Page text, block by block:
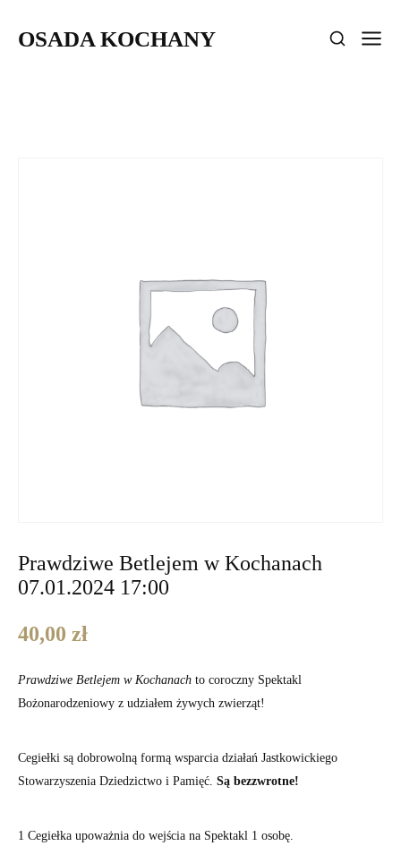
OSADA KOCHANY
Prawdziwe Betlejem w Kochanach
07.01.2024 17:00
40,00 zł
Prawdziwe Betlejem w Kochanach to coroczny Spektakl
Bożonarodzeniowy z udziałem żywych zwierząt!
Cegiełki są dobrowolną formą wsparcia działań Jastkowickiego
Stowarzyszenia Dziedzictwo i Pamięć. Są bezzwrotne!
1 Cegiełka upoważnia do wejścia na Spektakl 1 osobę.